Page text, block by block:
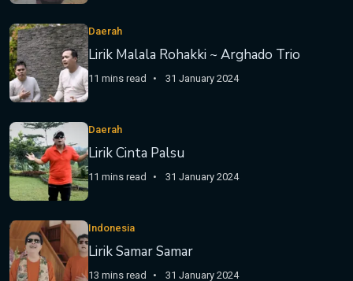
Daerah
Lirik Malala Rohakki ~ Arghado Trio
11 mins read 31 January 2024
Daerah
Lirik Cinta Palsu
11 mins read 31 January 2024
Indonesia
Lirik Samar Samar
13 mins read 31 January 2024